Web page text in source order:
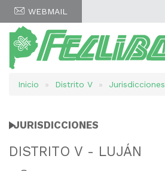
WEBMAIL
Sobrescribir
Inicio Distrito V Jurisdicciones
JURISDICCIONES
DISTRITO V - LUJÁN